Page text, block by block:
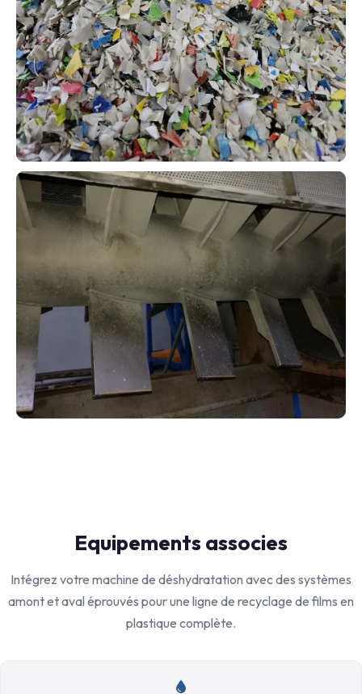
Equipements associes
Intégrez votre machine de déshydratation avec des systèmes
amont et aval éprouvés pour une ligne de recyclage de films en
plastique complète.